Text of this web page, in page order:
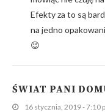
Efekty za to są
na jedno
😉
ŚWIAT PANI
16 stycznia, 2019 - 7:10